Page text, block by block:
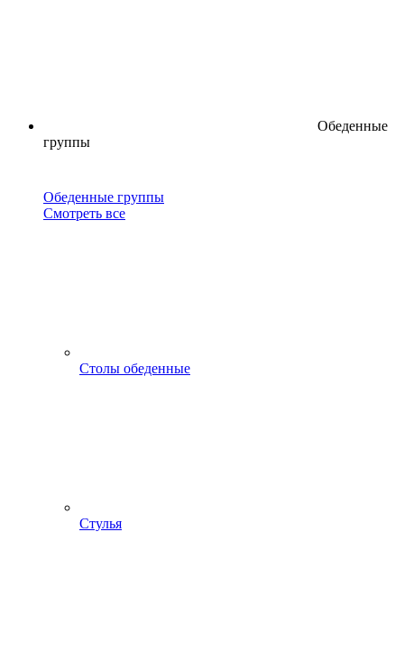
Обеденные
группы
Обеденные группы
Смотреть все
Столы обеденные
Стулья